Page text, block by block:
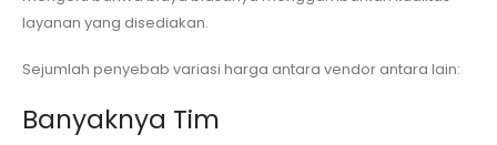
layanan yang disediakan.
Sejumlah penyebab variasi harga antara vendor antara lain:
Banyaknya Tim